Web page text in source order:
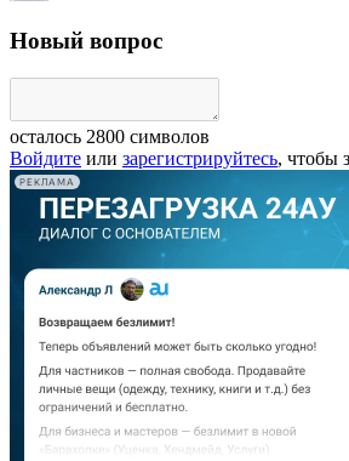
Новый вопрос
осталось 2800 символов
Войдите или зарегистрируйтесь, чтобы
РЕКЛАМА